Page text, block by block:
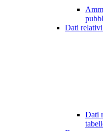
Dati
Dati